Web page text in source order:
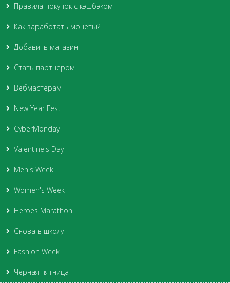
Правила покупок с кэшбэком
Как заработать монеты?
Добавить магазин
Стать партнером
Вебмастерам
New Year Fest
CyberMonday
Valentine's Day
Men's Week
Women's Week
Heroes Marathon
Снова в школу
Fashion Week
Черная пятница